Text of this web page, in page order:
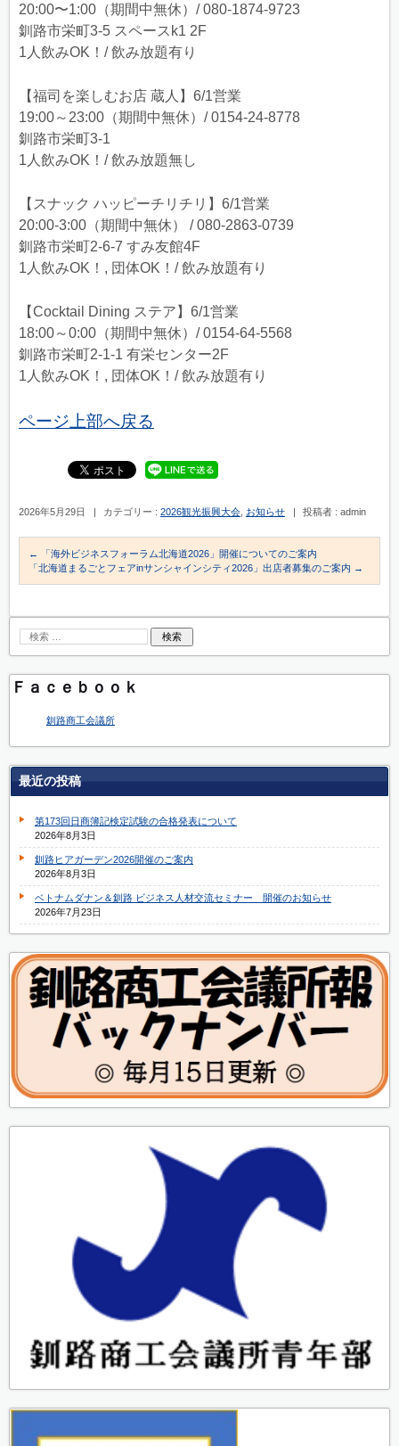
20:00〜1:00（期間中無休）/ 080-1874-9723
釧路市栄町3-5 スペースk1 2F
1人飲みOK！/ 飲み放題有り
【福司を楽しむお店 蔵人】6/1営業
19:00～23:00（期間中無休）/ 0154-24-8778
釧路市栄町3-1
1人飲みOK！/ 飲み放題無し
【スナック ハッピーチリチリ】6/1営業
20:00-3:00（期間中無休） / 080-2863-0739
釧路市栄町2-6-7 すみ友館4F
1人飲みOK！, 団体OK！/ 飲み放題有り
【Cocktail Dining ステア】6/1営業
18:00～0:00（期間中無休）/ 0154-64-5568
釧路市栄町2-1-1 有栄センター2F
1人飲みOK！, 団体OK！/ 飲み放題有り
ページ上部へ戻る
2026年5月29日 | カテゴリー : 2026観光振興大会 お知らせ | 投稿者 : admin
←
「海外ビジネスフォーラム北海道2026」開催についてのご案内
「北海道まるごとフェアinサンシャインシティ2026」出店者募集のご案内 →
Ｆａｃｅｂｏｏｋ
釧路商工会議所
最近の投稿
第173回日商簿記検定試験の合格発表について
2026年8月3日
釧路ヒアガーデン2026開催のご案内
2026年8月3日
ベトナムダナン＆釧路 ビジネス人材交流セミナー 開催のお知らせ
2026年7月23日